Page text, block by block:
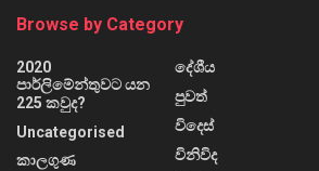
Browse by Category
2020
පාර්ලිමේන්තුවට යන
225 කවුද?
Uncategorised
කාලගුණ
දේශීය
පුවත්
විදෙස්
විනිවිද